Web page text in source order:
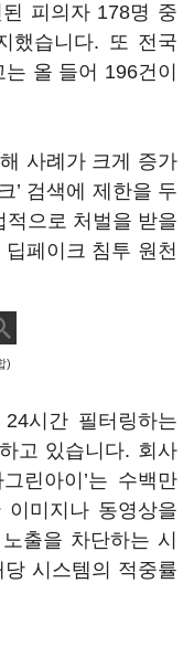
피의자 178명 중
했습니다. 또 전국
올 들어 196건이
사례가 크게 증가
’ 검색에 제한을 두
으로 처벌을 받을
페이크 침투 원천
)
시간 필터링하는
고 있습니다. 회사
린아이’는 수백만
미지나 동영상을
출을 차단하는 시
시스템의 적중률